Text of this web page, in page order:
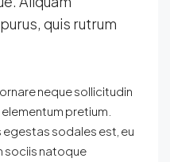
quis rutrum
neque sollicitudin
pretium.
sodales est, eu
sociis natoque